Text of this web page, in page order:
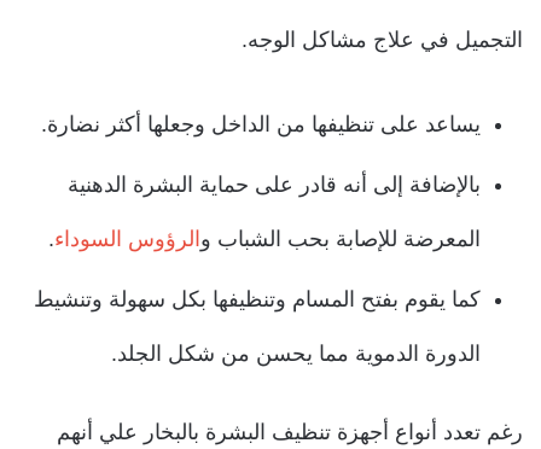
التجميل في علاج مشاكل الوجه.
يساعد على تنظيفها من الداخل وجعلها أكثر نضارة.
بالإضافة إلى أنه قادر على حماية البشرة الدهنية
المعرضة للإصابة بحب الشباب و الرؤوس السوداء.
كما يقوم بفتح المسام وتنظيفها بكل سهولة وتنشيط
الدورة الدموية مما يحسن من شكل الجلد.
رغم تعدد أنواع أجهزة تنظيف البشرة بالبخار علي أنهم